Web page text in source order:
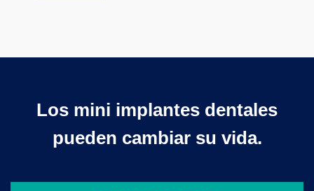
Los mini implantes dentales
pueden cambiar su vida.